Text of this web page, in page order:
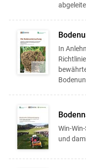
In
Win-
und